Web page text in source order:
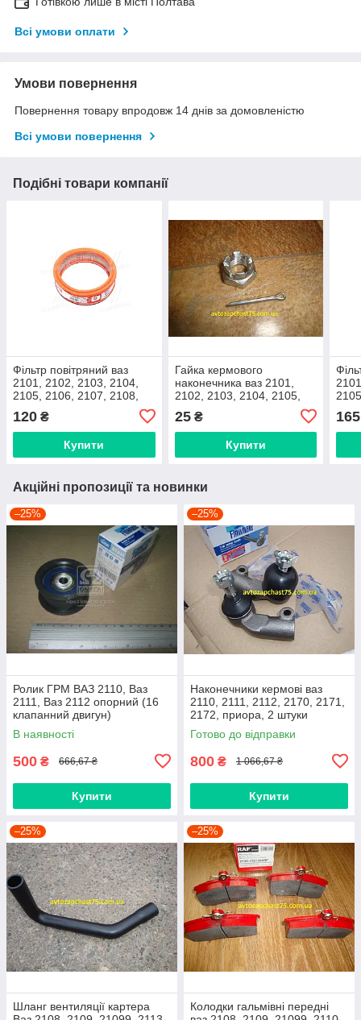
Всі умови оплати
Умови повернення
Повернення товару впродовж 14 днів за домовленістю
Всі умови повернення
Подібні товари компанії
Фільтр повітряний ваз
2101, 2102, 2103, 2104,
2105, 2106, 2107, 2108,
карбюраторний двигун
(Дорожня карта, Харків)
120 ₴
Купити
Гайка кермового
наконечника ваз 2101,
2102, 2103, 2104, 2105,
корончаста
25₴
Купити
165
Акційні пропозиції та новинки
–25%
Ролик ГРМ ВАЗ 2110, Ваз
2111, Ваз 2112 опорний (16
клапанний двигун)
В наявності
500 ₴ 666,67 ₴
Купити
–25%
Наконечники кермові ваз
2110, 2111, 2112, 2170, 2171,
2172, приора, 2 штуки
(виробник Finwhale,
Німеччина)
Готово до відправки
800 ₴ 1 066,67 ₴
Купити
–25%
Шланг вентиляції картера
–25%
Колодки гальмівні передні